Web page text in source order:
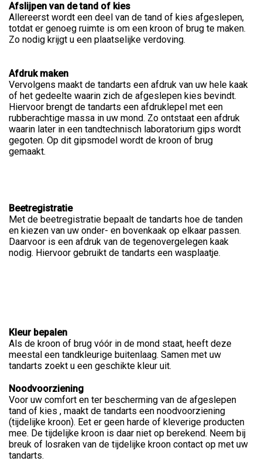
Afslijpen van de tand of kies
Allereerst wordt een deel van de tand of kies afgeslepen,
totdat er genoeg ruimte is om een kroon of brug te maken.
Zo nodig krijgt u een plaatselijke verdoving.
Afdruk maken
Vervolgens maakt de tandarts een afdruk van uw hele kaak
of het gedeelte waarin zich de afgeslepen kies bevindt.
Hiervoor brengt de tandarts een afdruklepel met een
rubberachtige massa in uw mond. Zo ontstaat een afdruk
waarin later in een tandtechnisch laboratorium gips wordt
gegoten. Op dit gipsmodel wordt de kroon of brug
gemaakt.
Beetregistratie
Met de beetregistratie bepaalt de tandarts hoe de tanden
en kiezen van uw onder- en bovenkaak op elkaar passen.
Daarvoor is een afdruk van de tegenovergelegen kaak
nodig. Hiervoor gebruikt de tandarts een wasplaatje.
Kleur bepalen
Als de kroon of brug vóór in de mond staat, heeft deze
meestal een tandkleurige buitenlaag. Samen met uw
tandarts zoekt u een geschikte kleur uit.
Noodvoorziening
Voor uw comfort en ter bescherming van de afgeslepen
tand of kies , maakt de tandarts een noodvoorziening
(tijdelijke kroon). Eet er geen harde of kleverige producten
mee. De tijdelijke kroon is daar niet op berekend. Neem bij
breuk of losraken van de tijdelijke kroon contact op met uw
tandarts.